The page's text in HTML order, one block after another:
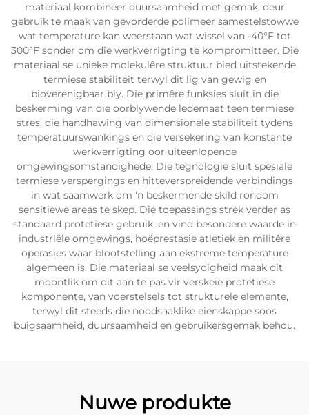
materiaal kombineer duursaamheid met gemak, deur
gebruik te maak van gevorderde polimeer samestelstowwe
wat temperature kan weerstaan wat wissel van -40°F tot
300°F sonder om die werkverrigting te kompromitteer. Die
materiaal se unieke molekulêre struktuur bied uitstekende
termiese stabiliteit terwyl dit lig van gewig en
bioverenigbaar bly. Die primêre funksies sluit in die
beskerming van die oorblywende ledemaat teen termiese
stres, die handhawing van dimensionele stabiliteit tydens
temperatuurswankings en die versekering van konstante
werkverrigting oor uiteenlopende
omgewingsomstandighede. Die tegnologie sluit spesiale
termiese verspergings en hitteverspreidende verbindings
in wat saamwerk om 'n beskermende skild rondom
sensitiewe areas te skep. Die toepassings strek verder as
standaard protetiese gebruik, en vind besondere waarde in
industriële omgewings, hoëprestasie atletiek en militêre
operasies waar blootstelling aan ekstreme temperature
algemeen is. Die materiaal se veelsydigheid maak dit
moontlik om dit aan te pas vir verskeie protetiese
komponente, van voerstelsels tot strukturele elemente,
terwyl dit steeds die noodsaaklike eienskappe soos
buigsaamheid, duursaamheid en gebruikersgemak behou.
Nuwe produkte